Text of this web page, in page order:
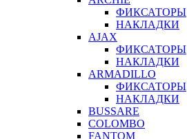
ФИКСАТОРЫ
НАКЛАДКИ
AJAX
ФИКСАТОРЫ
НАКЛАДКИ
ARMADILLO
ФИКСАТОРЫ
НАКЛАДКИ
BUSSARE
COLOMBO
FANTOM